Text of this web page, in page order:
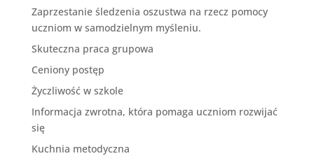
Zaprzestanie śledzenia oszustwa na rzecz pomocy
uczniom w samodzielnym myśleniu.
Skuteczna praca grupowa
Ceniony postęp
Życzliwość w szkole
Informacja zwrotna, która pomaga uczniom rozwijać
się
Kuchnia metodyczna